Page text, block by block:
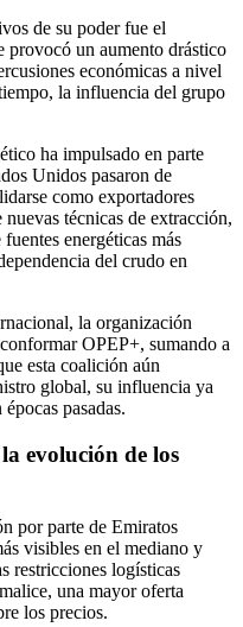
de su poder fue el
provocó un aumento drástico
económicas a nivel
la influencia del grupo
ha impulsado en parte
Unidos pasaron de
como exportadores
técnicas de extracción,
energéticas más
del crudo en
la organización
OPEP+, sumando a
esta coalición aún
global, su influencia ya
pasadas.
evolución de los
por parte de Emiratos
visibles en el mediano y
restricciones logísticas
una mayor oferta
los precios.